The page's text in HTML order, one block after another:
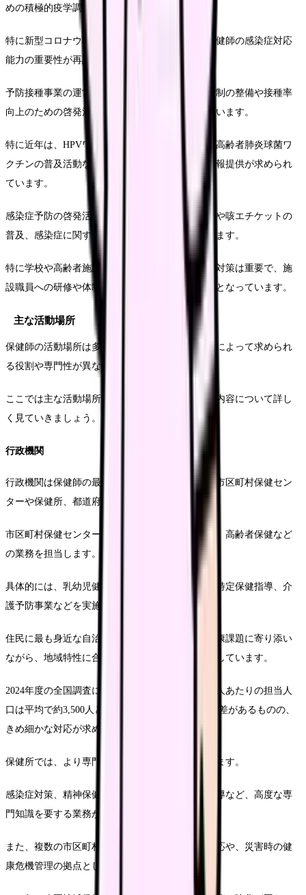
めの積極的疫学調査を実施します。
特に新型コロナウイルス感染症の流行を経て、保健師の感染症対応
能力の重要性が再認識されています。
予防接種事業の運営では、定期予防接種の実施体制の整備や接種率
向上のための啓発活動、副反応への対応などを行います。
特に近年は、HPVワクチンの積極的勧奨再開や、高齢者肺炎球菌ワ
クチンの普及活動など、科学的根拠に基づいた情報提供が求められ
ています。
感染症予防の啓発活動では、正しい手洗いの指導や咳エチケットの
普及、感染症に関する正確な情報発信などを行います。
特に学校や高齢者施設など集団生活の場での感染対策は重要で、施
設職員への研修や体制整備の支援も保健師の役割となっています。
主な活動場所
保健師の活動場所は多様であり、それぞれの場所によって求められ
る役割や専門性が異なります。
ここでは主な活動場所と、そこでの具体的な業務内容について詳し
く見ていきましょう。
行政機関
行政機関は保健師の最も一般的な就業先であり、市区町村保健セン
ターや保健所、都道府県庁などが含まれます。
市区町村保健センターでは、母子保健、成人保健、高齢者保健など
の業務を担当します。
具体的には、乳幼児健診や育児相談、特定健診・特定保健指導、介
護予防事業などを実施します。
住民に最も身近な自治体として、一人ひとりの健康課題に寄り添い
ながら、地域特性に合わせた保健サービスを提供しています。
2024年度の全国調査によると、市区町村保健師一人あたりの担当人
口は平均で約3,500人となっており、地域によって差があるものの、
きめ細かな対応が求められています。
保健所では、より専門的・広域的な業務を担当します。
感染症対策、精神保健、難病対策、医事・薬事指導など、高度な専
門知識を要する業務が中心です。
また、複数の市区町村にまたがる健康課題への対応や、災害時の健
康危機管理の拠点としての役割も担っています。